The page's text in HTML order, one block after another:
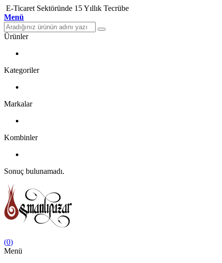
E-Ticaret Sektöründe 15 Yıllık Tecrübe
Menü
Ürünler
Kategoriler
Markalar
Kombinler
Sonuç bulunamadı.
(0)
Menü